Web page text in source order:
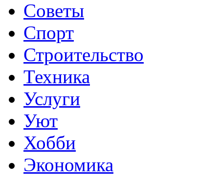
Советы
Спорт
Строительство
Техника
Услуги
Уют
Хобби
Экономика